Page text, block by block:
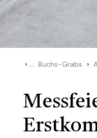
› ... Buchs-Grabs ›